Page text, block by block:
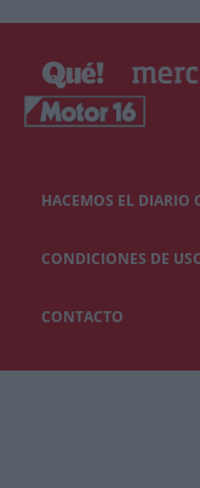
HACEMOS EL DIARIO
CONDICIONES DE
CONTACTO